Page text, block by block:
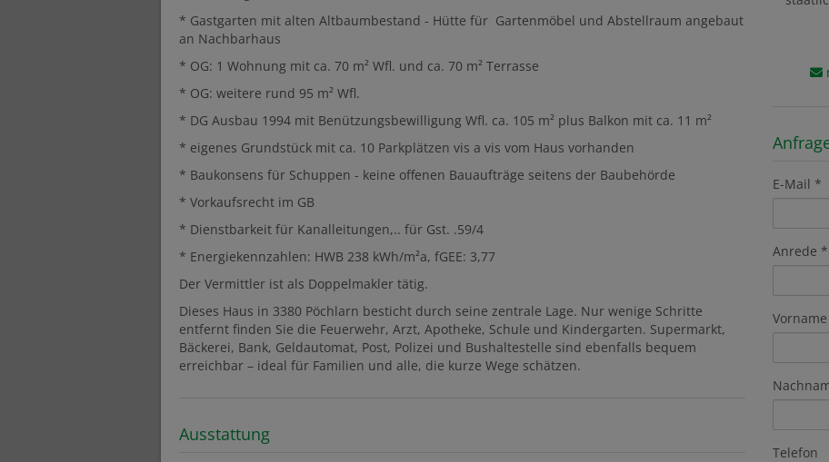
* Gastgarten mit alten Altbaumbestand - Hütte für Gartenmöbel und Abstellraum angebaut
an Nachbarhaus
* OG: 1 Wohnung mit ca. 70 m² Wfl. und ca. 70 m² Terrasse
* OG: weitere rund 95 m² Wfl.
* DG Ausbau 1994 mit Benützungsbewilligung Wfl. ca. 105 m² plus Balkon mit ca. 11 m²
* eigenes Grundstück mit ca. 10 Parkplätzen vis a vis vom Haus vorhanden
* Baukonsens für Schuppen - keine offenen Bauaufträge seitens der Baubehörde
* Vorkaufsrecht im GB
* Dienstbarkeit für Kanalleitungen,.. für Gst. .59/4
* Energiekennzahlen: HWB 238 kWh/m²a, fGEE: 3,77
Der Vermittler ist als Doppelmakler tätig.
Dieses Haus in 3380 Pöchlarn besticht durch seine zentrale Lage. Nur wenige Schritte
entfernt finden Sie die Feuerwehr, Arzt, Apotheke, Schule und Kindergarten. Supermarkt,
Bäckerei, Bank, Geldautomat, Post, Polizei und Bushaltestelle sind ebenfalls bequem
erreichbar – ideal für Familien und alle, die kurze Wege schätzen.
Ausstattung
E-Mail
Anrede
Vorname
Telefon